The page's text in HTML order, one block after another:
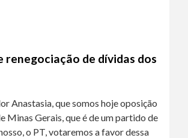
renegociação de dívidas dos
Anastasia, que somos hoje oposição
Minas Gerais, que é de um partido de
o PT, votaremos a favor dessa